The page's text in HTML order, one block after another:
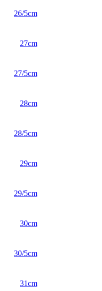
26/5cm
27cm
27/5cm
28cm
28/5cm
29cm
29/5cm
30cm
30/5cm
31cm